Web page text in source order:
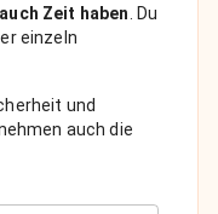
Zeit haben . Du
einzeln
und
auch die